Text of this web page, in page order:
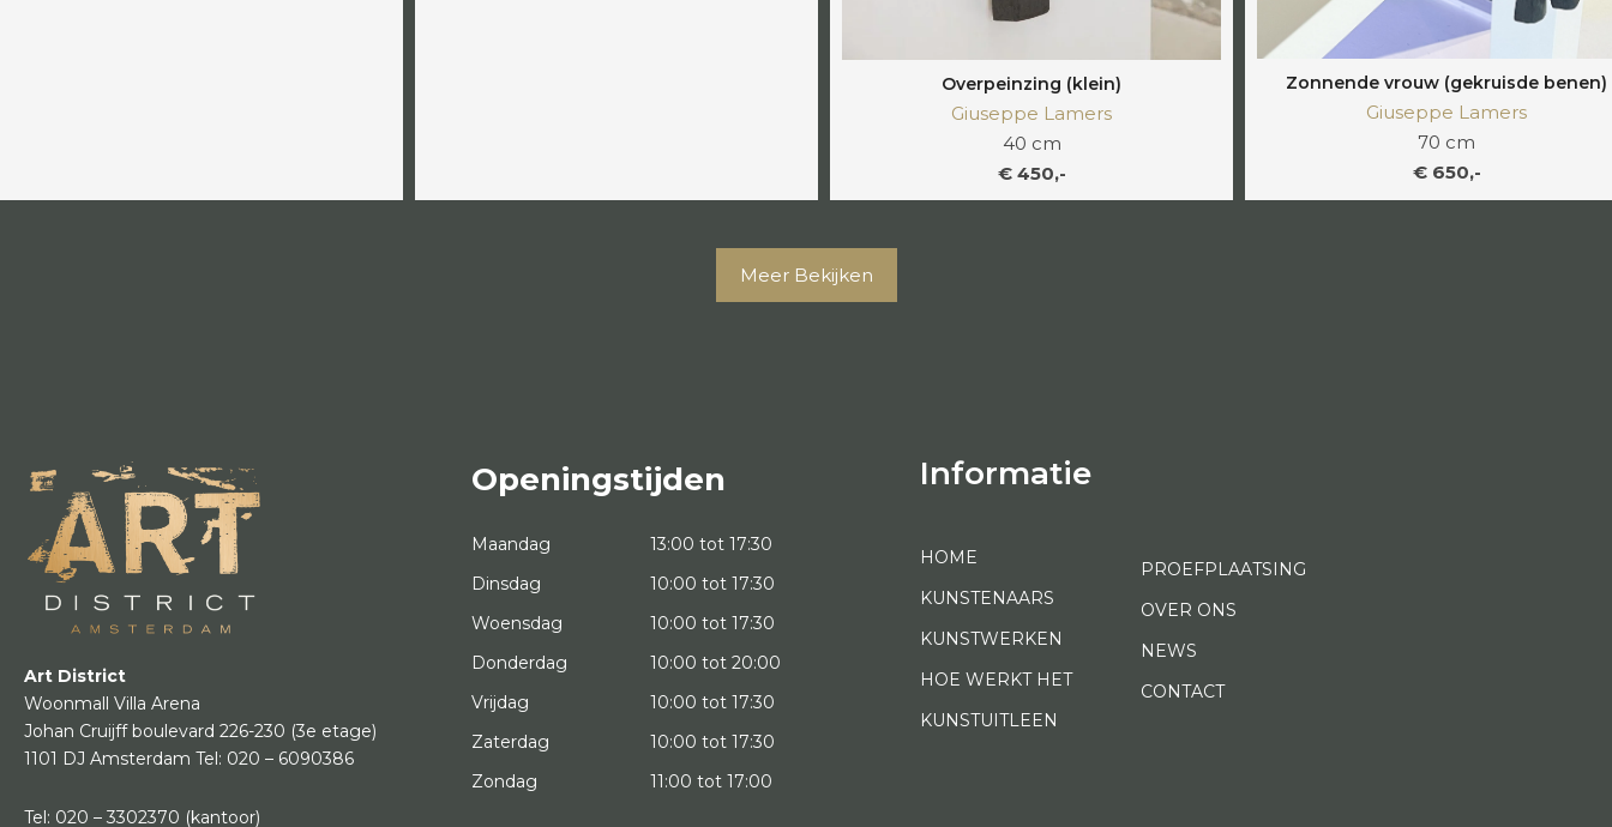
Overpeinzing (klein)
Giuseppe Lamers
40 cm
€ 450,-
Zonnende vrouw (gekruisde benen)
Giuseppe Lamers
70 cm
€ 650,-
Meer Bekijken
Art District
Woonmall Villa Arena
Johan Cruijff boulevard 226-230 (3e etage)
1101 DJ Amsterdam Tel: 020 – 6090386
Tel: 020 – 3302370 (kantoor)
Openingstijden
Maandag
13:00 tot 17:30
Dinsdag
10:00 tot 17:30
Woensdag
10:00 tot 17:30
Donderdag
10:00 tot 20:00
Vrijdag
10:00 tot 17:30
Zaterdag
10:00 tot 17:30
Zondag
11:00 tot 17:00
Informatie
HOME
KUNSTENAARS
KUNSTWERKEN
HOE WERKT HET
KUNSTUITLEEN
PROEFPLAATSING
OVER ONS
NEWS
CONTACT